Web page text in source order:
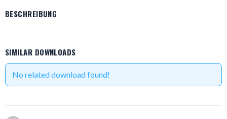
BESCHREIBUNG
SIMILAR DOWNLOADS
No related download found!